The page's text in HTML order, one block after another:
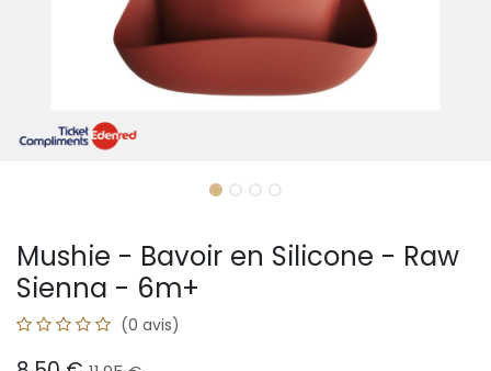
Mushie - Bavoir en Silicone - Raw
Sienna - 6m+
(0 avis)